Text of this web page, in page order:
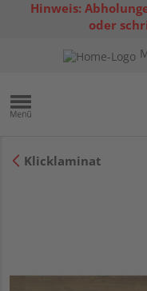
Hinweis:
oder
Klicklaminat